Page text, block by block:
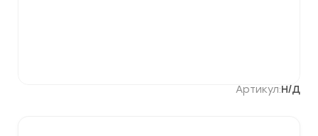
Артикул:Н/Д